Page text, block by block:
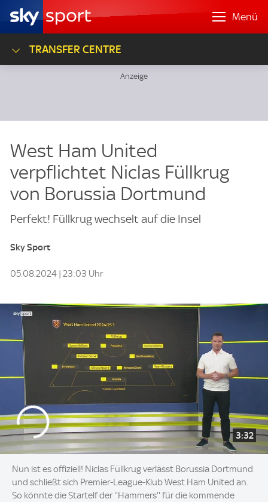
Menü
TRANSFER CENTRE
West Ham United
verpflichtet Niclas Füllkrug
von Borussia Dortmund
Perfekt! Füllkrug wechselt auf die Insel
Sky Sport
05.08.2024 | 23:03 Uhr
3:32
Nun ist es offiziell! Niclas Füllkrug verlässt Borussia Dortmund
und schließt sich Premier-League-Klub West Ham United an.
So könnte die Startelf der ''Hammers'' für die kommende